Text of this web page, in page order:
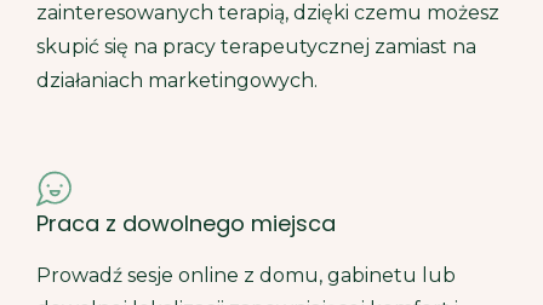
zainteresowanych terapią, dzięki czemu możesz
skupić się na pracy terapeutycznej zamiast na
działaniach marketingowych.
Praca z dowolnego miejsca
Prowadź sesje online z domu, gabinetu lub